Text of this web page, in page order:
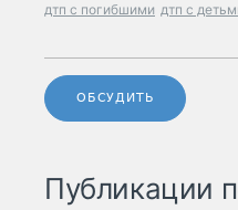
дтп с погибшими дтп с
ОБСУДИТЬ
Публикации